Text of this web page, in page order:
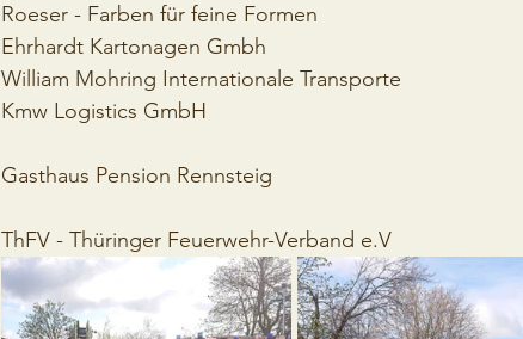
Roeser - Farben für feine Formen
Ehrhardt Kartonagen Gmbh
William Mohring Internationale Transporte
Kmw Logistics GmbH
Gasthaus Pension Rennsteig
ThFV - Thüringer Feuerwehr-Verband e.V